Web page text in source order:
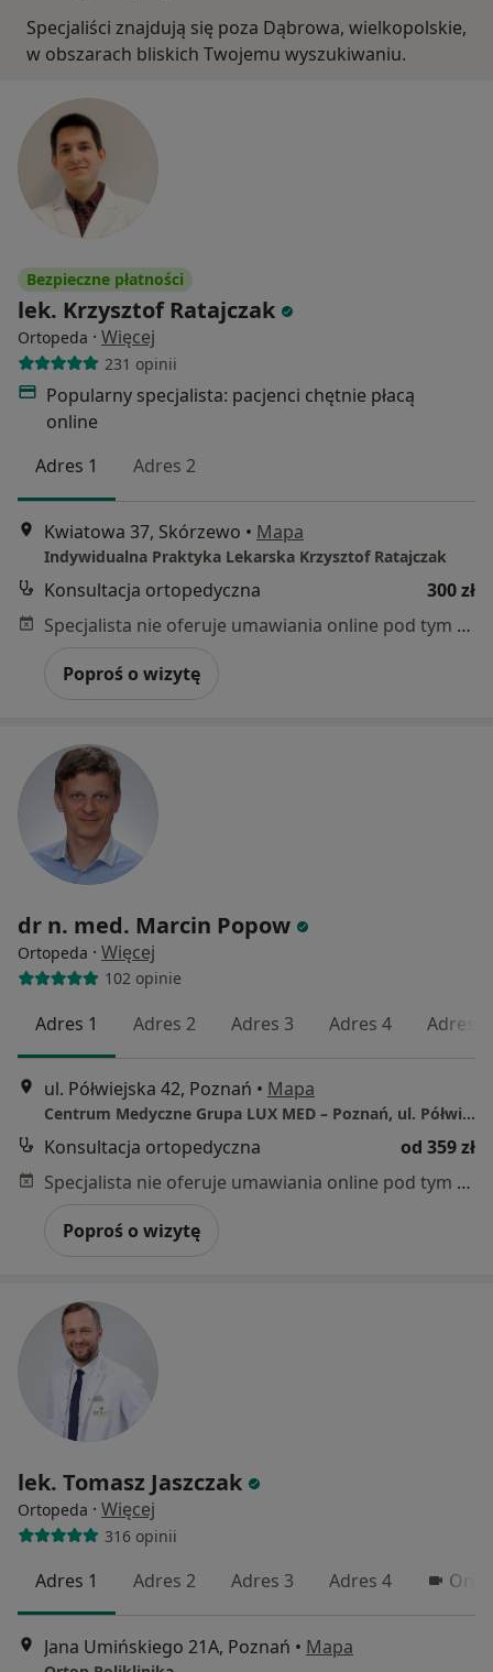
Specjaliści znajdują się poza Dąbrowa, wielkopolskie,
w obszarach bliskich Twojemu wyszukiwaniu.
Bezpieczne płatności
lek. Krzysztof Ratajczak
Ortopeda · Więcej
231 opinii
Popularny specjalista: pacjenci chętnie płacą
online
Adres 1
Adres 2
Kwiatowa 37, Skórzewo • Mapa
Indywidualna Praktyka Lekarska Krzysztof Ratajczak
Konsultacja ortopedyczna
300 zł
Specjalista nie oferuje umawiania online pod tym adresem.
Poproś o wizytę
dr n. med. Marcin Popow
Ortopeda · Więcej
102 opinie
Adres 1 Adres 2 Adres 3 Adres 4 Adres 5
ul. Półwiejska 42, Poznań • Mapa
Centrum Medyczne Grupa LUX MED – Poznań, ul. Półwiejska 42
Konsultacja ortopedyczna
od 359 zł
Specjalista nie oferuje umawiania online pod tym adresem.
Poproś o wizytę
lek. Tomasz Jaszczak
Ortopeda · Więcej
316 opinii
Adres 1 Adres 2 Adres 3 Adres 4
Jana Umińskiego 21A, Poznań • Mapa